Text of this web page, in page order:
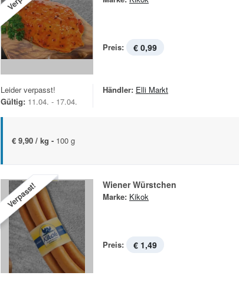
Preis: € 0,99
Leider verpasst!
Gültig: 11.04. - 17.04.
Händler: Elli Markt
€ 9,90 / kg - 100 g
Verpasst! Wiener Würstchen
Marke: Kikok
Preis: € 1,49